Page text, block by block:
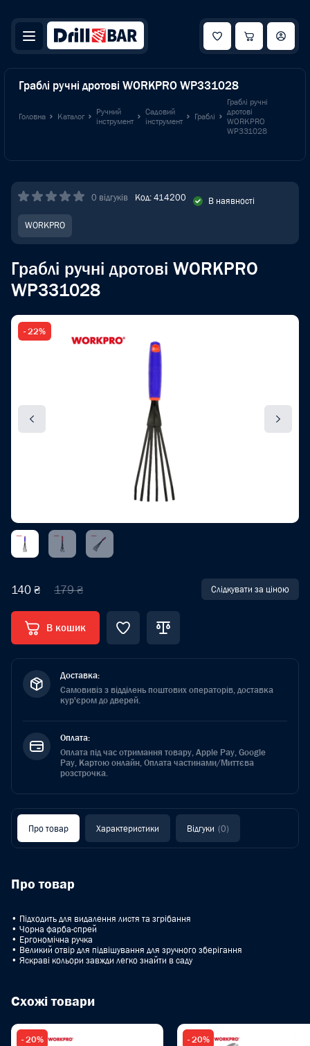
Граблі ручні дротові WORKPRO WP331028
Головна Каталог
Ручний
інструмент
Садовий
інструмент
Граблі
Граблі ручні
дротові
WORKPRO
WP331028
0 відгуків Код: 414200 В наявності
WORKPRO
Граблі ручні дротові WORKPRO
WP331028
- 22%
140 ₴ 179 ₴ Слідкувати за ціною
В кошик
Доставка:
Самовивіз з відділень поштових операторів, доставка
кур'єром до дверей.
Оплата:
Оплата під час отримання товару, Apple Pay, Google
Pay, Картою онлайн, Оплата частинами/Миттєва
розстрочка.
Про товар Характеристики Відгуки (0)
Про товар
• Підходить для видалення листя та згрібання
• Чорна фарба-спрей
• Ергономічна ручка
• Великий отвір для підвішування для зручного зберігання
• Яскраві кольори завжди легко знайти в саду
Схожі товари
- 20% - 20%